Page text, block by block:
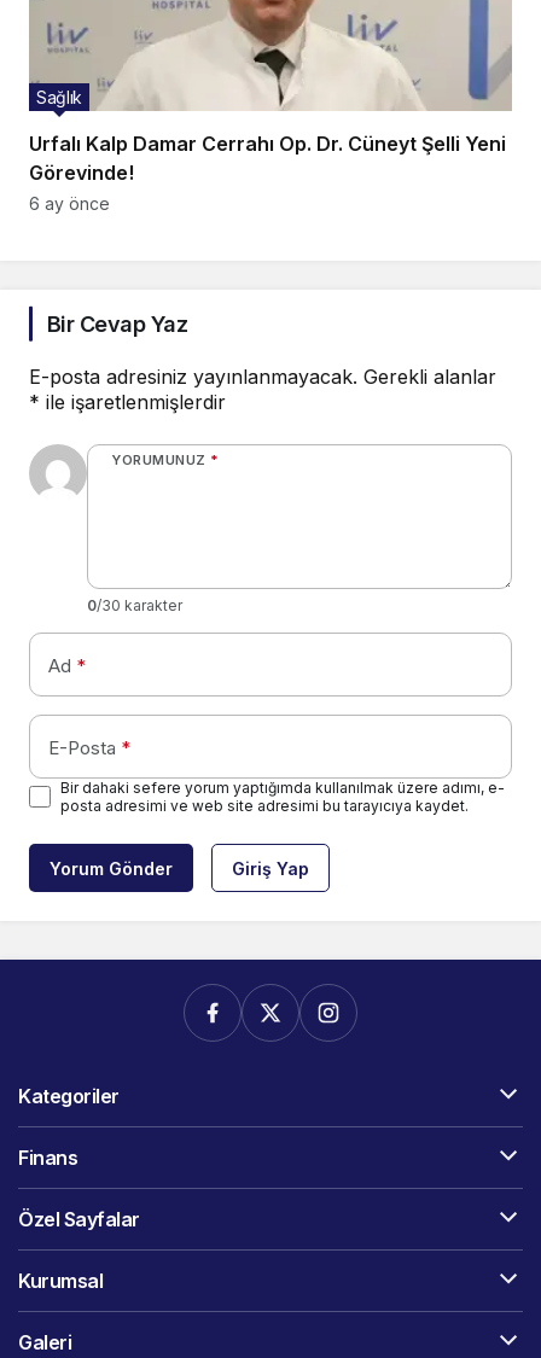
Urfalı Kalp Damar Cerrahı Op. Dr. Cüneyt Şelli Yeni
Görevinde!
Sağlık
6 ay önce
Bir Cevap Yaz
E-posta adresiniz yayınlanmayacak. Gerekli alanlar
* ile işaretlenmişlerdir
YORUMUNUZ *
0/30 karakter
Ad *
E-Posta *
Bir dahaki sefere yorum yaptığımda kullanılmak üzere adımı, e-
posta adresimi ve web site adresimi bu tarayıcıya kaydet.
Yorum Gönder Giriş Yap
Kategoriler
Finans
Özel Sayfalar
Kurumsal
Galeri